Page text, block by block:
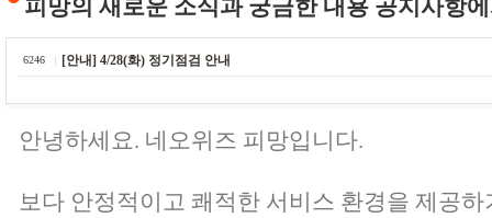
피망의 새로운 소식과 궁금한 내용 공지사항
6246 [안내] 4/28(화) 정기점검 안내
안녕하세요. 네오위즈 피망입니다.
보다 안정적이고 쾌적한 서비스 환경을 제공